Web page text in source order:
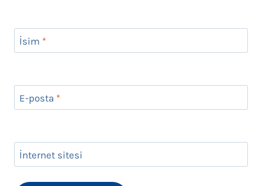
İsim *
E-posta *
İnternet sitesi